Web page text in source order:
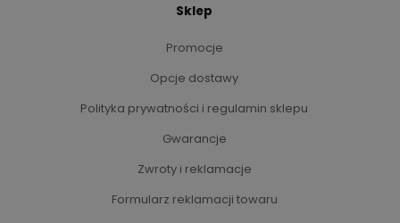
Sklep
Promocje
Opcje dostawy
Polityka prywatności i regulamin sklepu
Gwarancje
Zwroty i reklamacje
Formularz reklamacji towaru